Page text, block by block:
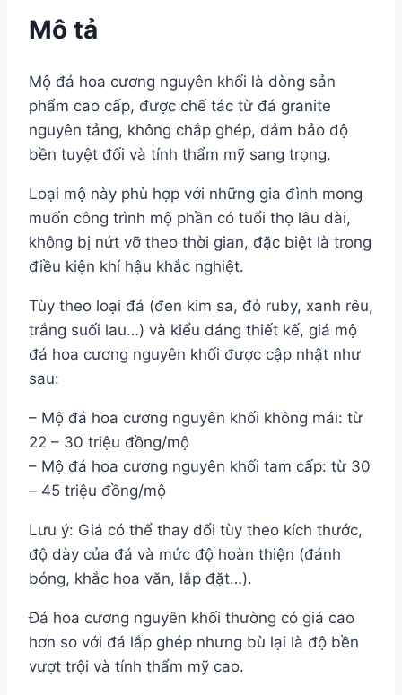
Mô tả
Mộ đá hoa cương nguyên khối là dòng sản
phẩm cao cấp, được chế tác từ đá granite
nguyên tảng, không chắp ghép, đảm bảo độ
bền tuyệt đối và tính thẩm mỹ sang trọng.
Loại mộ này phù hợp với những gia đình mong
muốn công trình mộ phần có tuổi thọ lâu dài,
không bị nứt vỡ theo thời gian, đặc biệt là trong
điều kiện khí hậu khắc nghiệt.
Tùy theo loại đá (đen kim sa, đỏ ruby, xanh rêu,
trắng suối lau…) và kiểu dáng thiết kế, giá mộ
đá hoa cương nguyên khối được cập nhật như
sau:
– Mộ đá hoa cương nguyên khối không mái: từ
22 – 30 triệu đồng/mộ
– Mộ đá hoa cương nguyên khối tam cấp: từ 30
– 45 triệu đồng/mộ
Lưu ý: Giá có thể thay đổi tùy theo kích thước,
độ dày của đá và mức độ hoàn thiện (đánh
bóng, khắc hoa văn, lắp đặt…).
Đá hoa cương nguyên khối thường có giá cao
hơn so với đá lắp ghép nhưng bù lại là độ bền
vượt trội và tính thẩm mỹ cao.